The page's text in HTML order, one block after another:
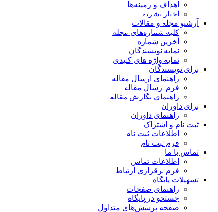
اهداف و زمینه‌ها
اخبار نشریه
آرشیو مجله و مقالات
کلیه شماره‌های مجله
آخرین شماره
نمایه نویسندگان
نمایه واژه های کلیدی
برای نویسندگان
راهنمای ارسال مقاله
فرم ارسال مقاله
راهنمای نگارش مقاله
برای داوران
راهنمای داوران
ثبت نام و اشتراک
اطلاعات ثبت نام
فرم ثبت نام
تماس با ما
اطلاعات تماس
فرم برقراری ارتباط
تسهیلات پایگاه
راهنمای صفحات
جستجو در پایگاه
صفحه پرسش‌های متداول